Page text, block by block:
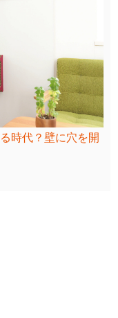
時代？壁に穴を開